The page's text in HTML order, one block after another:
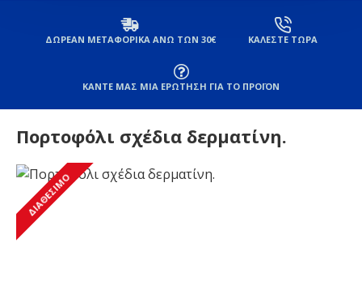
ΔΩΡΕΑΝ ΜΕΤΑΦΟΡΙΚΑ ΑΝΩ ΤΩΝ 30€ ΚΑΛΕΣΤΕ ΤΩΡΑ
ΚΑΝΤΕ ΜΑΣ ΜΙΑ ΕΡΩΤΗΣΗ ΓΙΑ ΤΟ ΠΡΟΪΟΝ
Πορτοφόλι σχέδια δερματίνη.
ΔΙΑΘΈΣΙΜΟ